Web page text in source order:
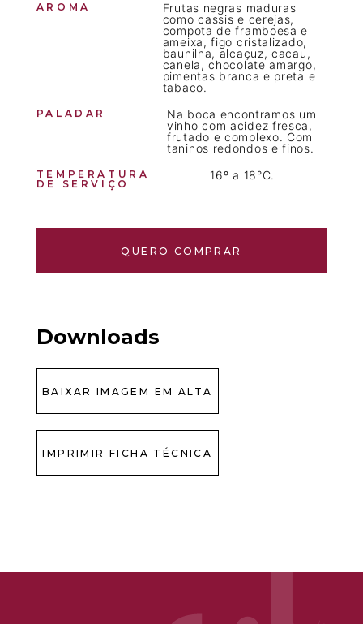
AROMA
Frutas negras maduras
como cassis e cerejas,
compota de framboesa e
ameixa, figo cristalizado,
baunilha, alcaçuz, cacau,
canela, chocolate amargo,
pimentas branca e preta e
tabaco.
PALADAR
Na boca encontramos um
vinho com acidez fresca,
frutado e complexo. Com
taninos redondos e finos.
TEMPERATURA
DE SERVIÇO
16º a 18°C.
QUERO COMPRAR
Downloads
BAIXAR IMAGEM EM ALTA
IMPRIMIR FICHA TÉCNICA